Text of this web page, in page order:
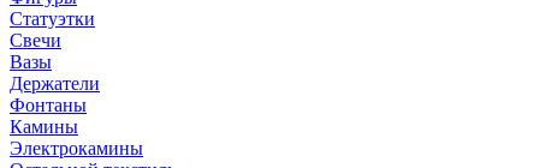
Статуэтки
Свечи
Вазы
Держатели
Фонтаны
Камины
Электрокамины